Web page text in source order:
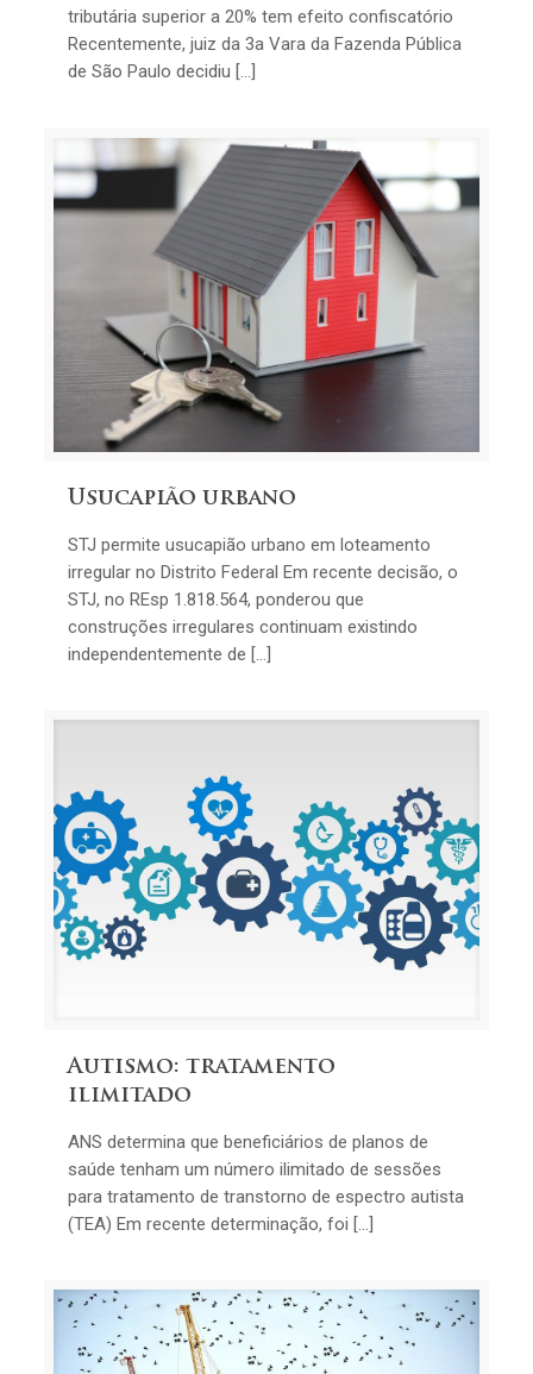
tributária superior a 20% tem efeito confiscatório
Recentemente, juiz da 3a Vara da Fazenda Pública
de São Paulo decidiu […]
Usucapião urbano
STJ permite usucapião urbano em loteamento
irregular no Distrito Federal Em recente decisão, o
STJ, no REsp 1.818.564, ponderou que
construções irregulares continuam existindo
independentemente de […]
Autismo: tratamento
ilimitado
ANS determina que beneficiários de planos de
saúde tenham um número ilimitado de sessões
para tratamento de transtorno de espectro autista
(TEA) Em recente determinação, foi […]